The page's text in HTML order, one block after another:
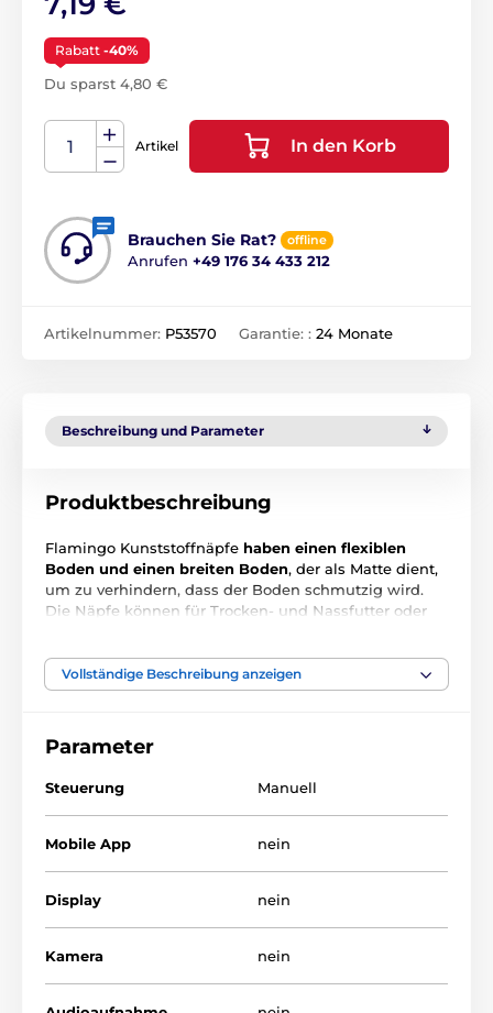
Rabatt -40%
Du sparst 4,80 €
Artikel In den Korb
Brauchen Sie Rat? offline
Anrufen +49 176 34 433 212
Artikelnummer: P53570 Garantie: : 24 Monate
Beschreibung und Parameter
Produktbeschreibung
Flamingo Kunststoffnäpfe haben einen flexiblen
Boden und einen breiten Boden, der als Matte dient,
um zu verhindern, dass der Boden schmutzig wird.
Die Näpfe können für Trocken- und Nassfutter oder
spülmaschinenfest. Schüsselgröße: ∅ 9,5 cm + 13,5 cm.
Technische Spezifikationen können ohne vorherige
zur Illustration.
Näpfe % Haustierbedarf
% Näpfe, Brunnen, Futterautomaten
Vollständige Beschreibung anzeigen
Parameter
Steuerung Manuell
Mobile App nein
Display nein
Kamera nein